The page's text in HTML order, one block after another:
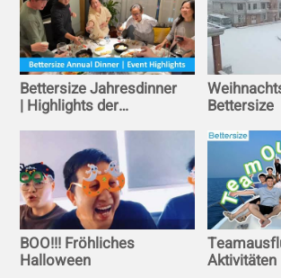
Bettersize Jahresdinner
| Highlights der Bettersize
BOO!!! Fröhliches
Halloween Aktivitäten